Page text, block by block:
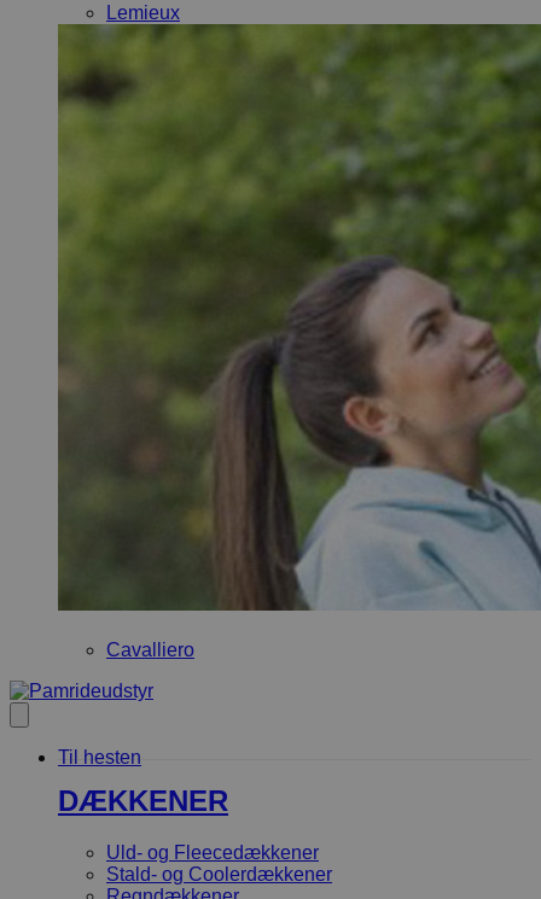
Lemieux
Cavalliero
Til hesten
DÆKKENER
Uld- og Fleecedækkener
Stald- og Coolerdækkener